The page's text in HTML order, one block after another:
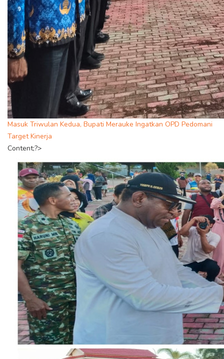
Masuk Triwulan Kedua, Bupati Merauke Ingatkan OPD Pedomani
Target Kinerja
Content;?>